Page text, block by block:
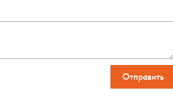
Отправить